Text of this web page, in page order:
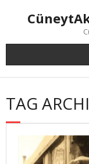
TAG